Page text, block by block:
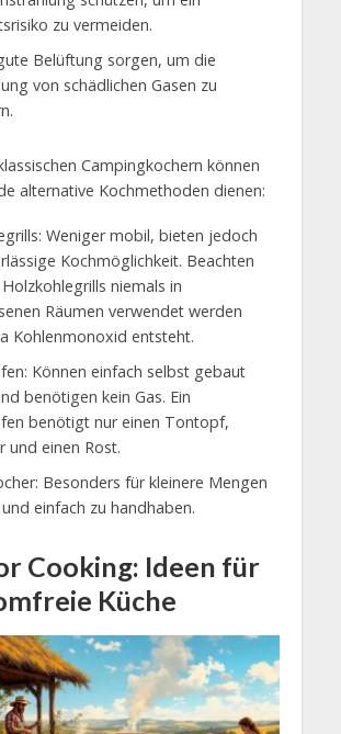
zu vermeiden.
Belüftung sorgen, um die
von schädlichen Gasen zu
Campingkochern können
alternative Kochmethoden dienen:
Weniger mobil, bieten jedoch
Kochmöglichkeit. Beachten
niemals in
Räumen verwendet werden
Kohlenmonoxid entsteht.
Können einfach selbst gebaut
benötigen kein Gas. Ein
benötigt nur einen Tontopf,
und einen Rost.
Besonders für kleinere Mengen
einfach zu handhaben.
Cooking: Ideen für
Küche